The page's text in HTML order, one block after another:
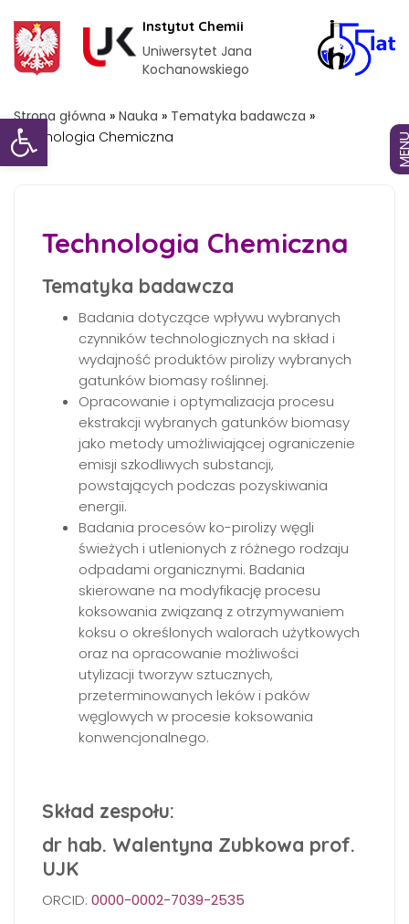
Otwórz pasek narzędzi
Instytut Chemii
Uniwersytet Jana
Kochanowskiego
Strona główna » Nauka » Tematyka badawcza »
Technologia Chemiczna
Technologia Chemiczna
Tematyka badawcza
Badania dotyczące wpływu wybranych
czynników technologicznych na skład i
wydajność produktów pirolizy wybranych
gatunków biomasy roślinnej.
Opracowanie i optymalizacja procesu
ekstrakcji wybranych gatunków biomasy
jako metody umożliwiającej ograniczenie
emisji szkodliwych substancji,
powstających podczas pozyskiwania
energii.
Badania procesów ko-pirolizy węgli
świeżych i utlenionych z różnego rodzaju
odpadami organicznymi. Badania
skierowane na modyfikację procesu
koksowania związaną z otrzymywaniem
koksu o określonych walorach użytkowych
oraz na opracowanie możliwości
utylizacji tworzyw sztucznych,
przeterminowanych leków i paków
węglowych w procesie koksowania
konwencjonalnego.
Skład zespołu:
dr hab. Walentyna Zubkowa prof.
UJK
ORCID: 0000-0002-7039-2535